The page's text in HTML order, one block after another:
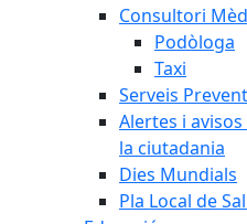
Consultori
Podòloga
Taxi
Serveis
Alertes i
la ciutadania
Dies Mundials
Pla Local de